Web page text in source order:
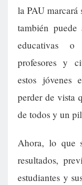
la PAU marcará
también puede
educativas o
profesores y
estos jóvenes
perder de vista
de todos y un
Ahora, lo que
resultados,
estudiantes y